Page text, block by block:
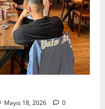
Mayıs 18, 2026 0